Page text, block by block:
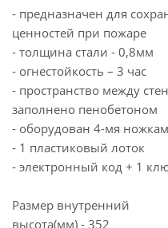
- предназначен для
ценностей при пожаре
- толщина стали - 0,8мм
- огнестойкость – 3 час
- пространство между
заполнено пенобетоном
- оборудован 4-мя
- 1 пластиковый лоток
- электронный код + 1
Размер внутренний
высота(мм) - 352